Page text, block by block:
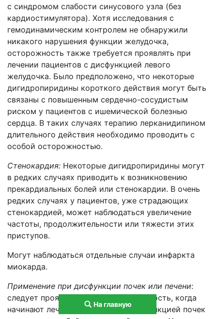
с синдромом слабости синусового узла (без
кардиостимулятора). Хотя исследования с
гемодинамическим контролем не обнаружили
никакого нарушения функции желудочка,
осторожность также требуется проявлять при
лечении пациентов с дисфункцией левого
желудочка. Было предположено, что некоторые
дигидропиридины короткого действия могут быть
связаны с повышенным сердечно-сосудистым
риском у пациентов с ишемической болезнью
сердца. В таких случаях терапию лерканидипином
длительного действия необходимо проводить с
особой осторожностью.
Стенокардия: Некоторые дигидропиридины могут
в редких случаях приводить к возникновению
прекардиальных болей или стенокардии. В очень
редких случаях у пациентов, уже страдающих
стенокардией, может наблюдаться увеличение
частоты, продолжительности или тяжести этих
приступов.
Могут наблюдаться отдельные случаи инфаркта
миокарда.
Применение при дисфункции почек или печени:
следует проявлять особую осторожность, когда
начинают лечение пациентов с дисфункцией почек
На главную